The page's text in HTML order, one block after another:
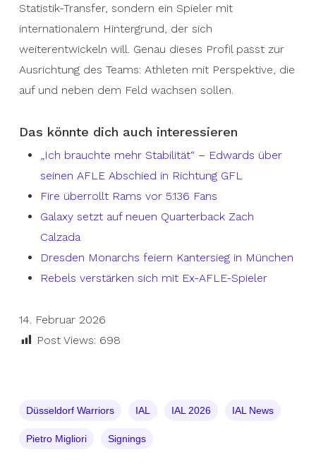
Statistik-Transfer, sondern ein Spieler mit
internationalem Hintergrund, der sich
weiterentwickeln will. Genau dieses Profil passt zur
Ausrichtung des Teams: Athleten mit Perspektive, die
auf und neben dem Feld wachsen sollen.
Das könnte dich auch interessieren
„Ich brauchte mehr Stabilität“ – Edwards über
seinen AFLE Abschied in Richtung GFL
Fire überrollt Rams vor 5.136 Fans
Galaxy setzt auf neuen Quarterback Zach
Calzada
Dresden Monarchs feiern Kantersieg in München
Rebels verstärken sich mit Ex-AFLE-Spieler
14. Februar 2026
Post Views: 698
Düsseldorf Warriors IAL IAL 2026 IAL News
Pietro Migliori Signings